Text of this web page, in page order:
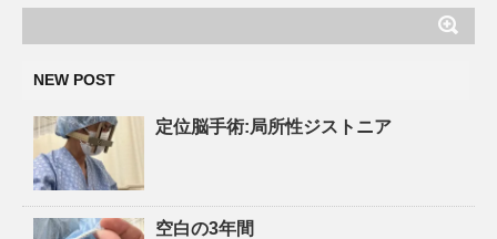
NEW POST
定位脳手術:局所性ジストニア
空白の3年間